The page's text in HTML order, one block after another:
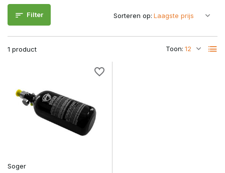
Filter
1 product Toon:
Sorteren op:
Soger